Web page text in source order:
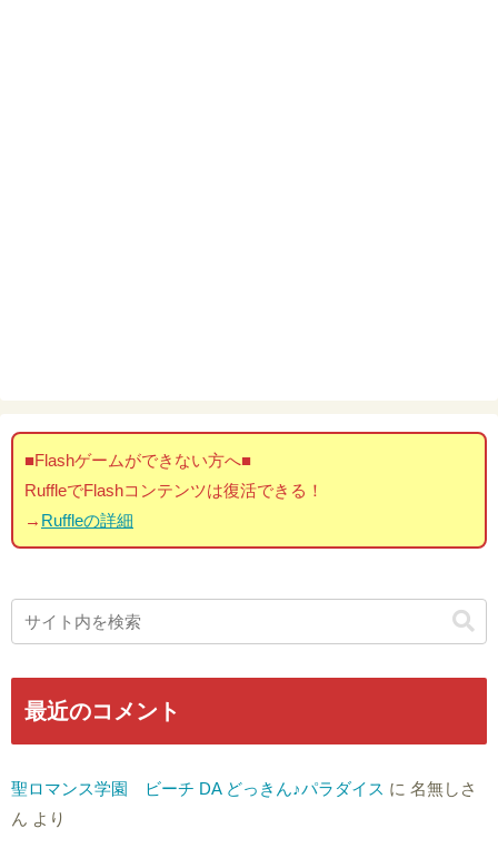
■Flashゲームができない方へ■
RuffleでFlashコンテンツは復活できる！
→ Ruffleの詳細
最近のコメント
聖ロマンス学園 ビーチ DA どっきん♪パラダイス に 名無しさ
ん より